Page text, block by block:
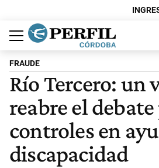
Política
Economía
Judiciales
Sociedad
Cultura
Espectáculos
Deportes
Protagonistas
FRAUDE
Río Tercero: un
reabre el
controles en
discapacidad